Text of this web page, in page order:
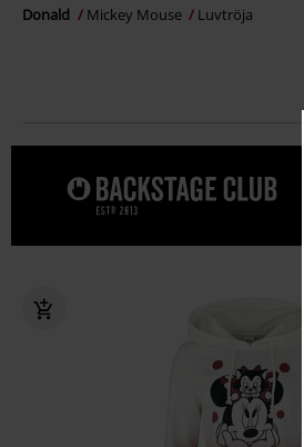
Donald Mickey Mouse Luvtröja